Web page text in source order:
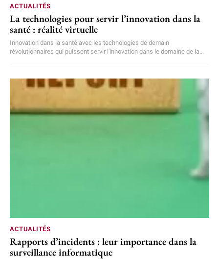
ACTUALITÉS
La technologies pour servir l’innovation dans la
santé : réalité virtuelle
Innovation dans la santé avec les technologies de demain
révolutionnaires qui puissent servir l'innovation dans le domaine de la...
ACTUALITÉS
Rapports d’incidents : leur importance dans la
surveillance informatique